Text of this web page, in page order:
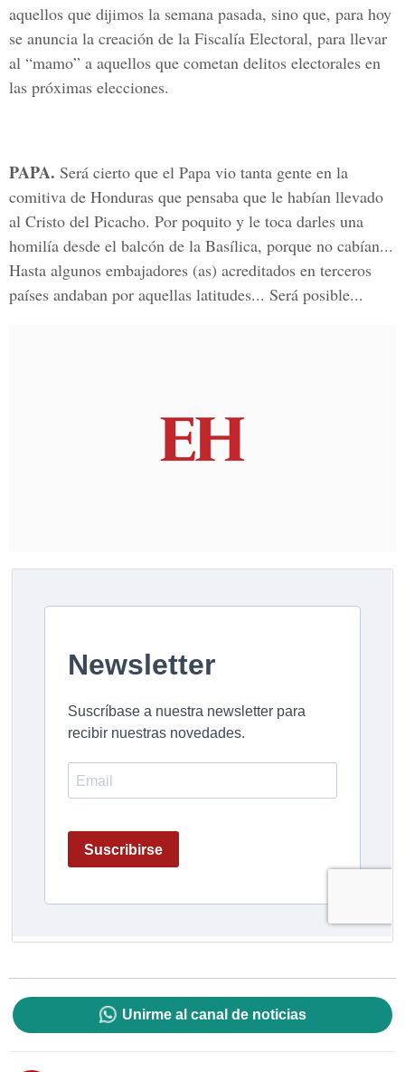
aquellos que dijimos la semana pasada, sino que, para hoy
se anuncia la creación de la Fiscalía Electoral, para llevar
al “mamo” a aquellos que cometan delitos electorales en
las próximas elecciones.
PAPA. Será cierto que el Papa vio tanta gente en la
comitiva de Honduras que pensaba que le habían llevado
al Cristo del Picacho. Por poquito y le toca darles una
homilía desde el balcón de la Basílica, porque no cabían...
Hasta algunos embajadores (as) acreditados en terceros
países andaban por aquellas latitudes... Será posible...
Unirme al canal de noticias